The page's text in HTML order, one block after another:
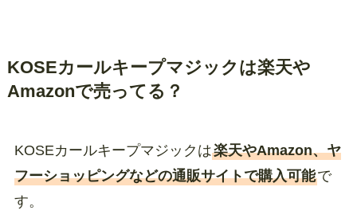
KOSEカールキープマジックは楽天や
Amazonで売ってる？
KOSEカールキープマジックは楽天やAmazon、ヤ
フーショッピングなどの通販サイトで購入可能で
す。